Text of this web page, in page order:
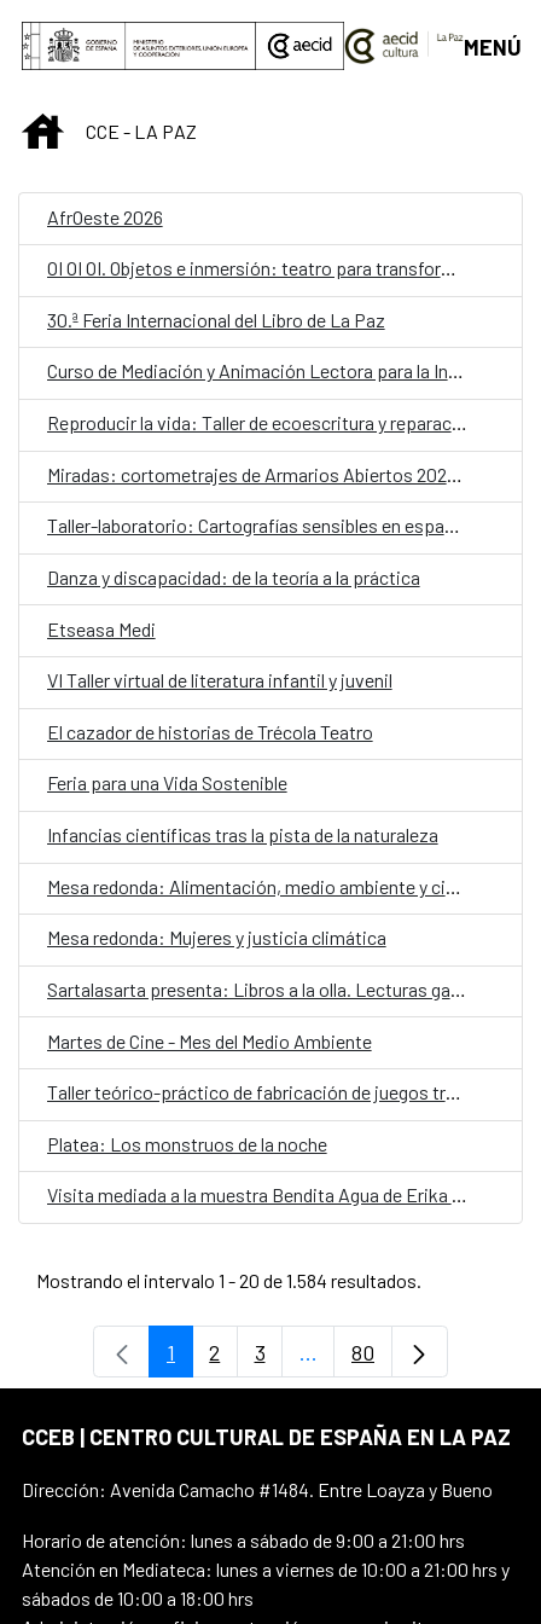
Saltar al contenido principal
MENÚ
INICIOCCE - LA PAZ
AfrOeste 2026
OI OI OI. Objetos e inmersión: teatro para transformar la escuela
30.ª Feria Internacional del Libro de La Paz
Curso de Mediación y Animación Lectora para la Infancia – Lectores sin Frontera
Reproducir la vida: Taller de ecoescritura y reparación
Taller-laboratorio: Cartografías sensibles en espacios públicos
Danza y discapacidad: de la teoría a la práctica
Etseasa Medi
VI Taller virtual de literatura infantil y juvenil
El cazador de historias de Trécola Teatro
Feria para una Vida Sostenible
Infancias científicas tras la pista de la naturaleza
Mesa redonda: Mujeres y justicia climática
Sartalasarta presenta: Libros a la olla. Lecturas gastronómicas a domicilio
Martes de Cine - Mes del Medio Ambiente
Taller teórico-práctico de fabricación de juegos tradicionales
Platea: Los monstruos de la noche
Visita mediada a la muestra Bendita Agua de Erika Ewel
Mostrando el intervalo 1 - 20 de 1.584 resultados.
Página
1 Página
2 Página
3 ...Páginas intermedias
Página
80
CCEB | CENTRO CULTURAL DE ESPAÑA EN LA PAZ
Dirección: Avenida Camacho #1484. Entre Loayza y Bueno
Horario de atención: lunes a sábado de 9:00 a 21:00 hrs
Atención en Mediateca: lunes a viernes de 10:00 a 21:00 hrs y
sábados de 10:00 a 18:00 hrs